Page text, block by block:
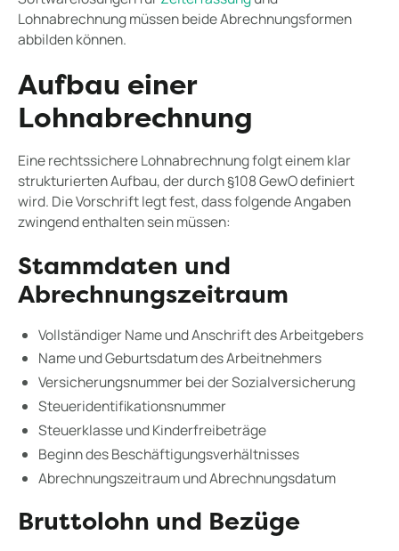
Lohnabrechnung müssen beide Abrechnungsformen
abbilden können.
Aufbau einer
Lohnabrechnung
Eine rechtssichere Lohnabrechnung folgt einem klar
strukturierten Aufbau, der durch §108 GewO definiert
wird. Die Vorschrift legt fest, dass folgende Angaben
zwingend enthalten sein müssen:
Stammdaten und
Abrechnungszeitraum
Vollständiger Name und Anschrift des Arbeitgebers
Name und Geburtsdatum des Arbeitnehmers
Versicherungsnummer bei der Sozialversicherung
Steueridentifikationsnummer
Steuerklasse und Kinderfreibeträge
Beginn des Beschäftigungsverhältnisses
Abrechnungszeitraum und Abrechnungsdatum
Bruttolohn und Bezüge